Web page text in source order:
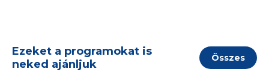
Ezeket a programokat is
neked ajánljuk
Összes